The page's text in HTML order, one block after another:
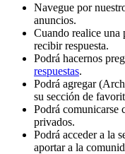
Navegue por
anuncios.
Cuando realice una
recibir respuesta.
Podrá hacernos
respuestas.
Podrá agregar
su sección de
Podrá comunicarse
privados.
Podrá acceder a la
aportar a la